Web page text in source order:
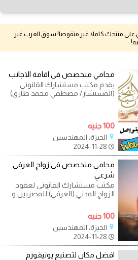
على منتجك كاملا غير منقوصا! سوق العرب غير
محامي متخصص في اقامة الاجانب
يقدم مكتب مستشارك القانوني
(المستشار/ مصطفي محمد طارق)
100 جنيه
الجيزة، المهندسين
محامي متخصص في زواج العرفي
شرعي
مكتب مستشارك القانوني لعقود
الزواج المدني (العرفي) للمصريين و
100 جنيه
الجيزة، المهندسين
افضل مكان لتصنيع يونيفورم